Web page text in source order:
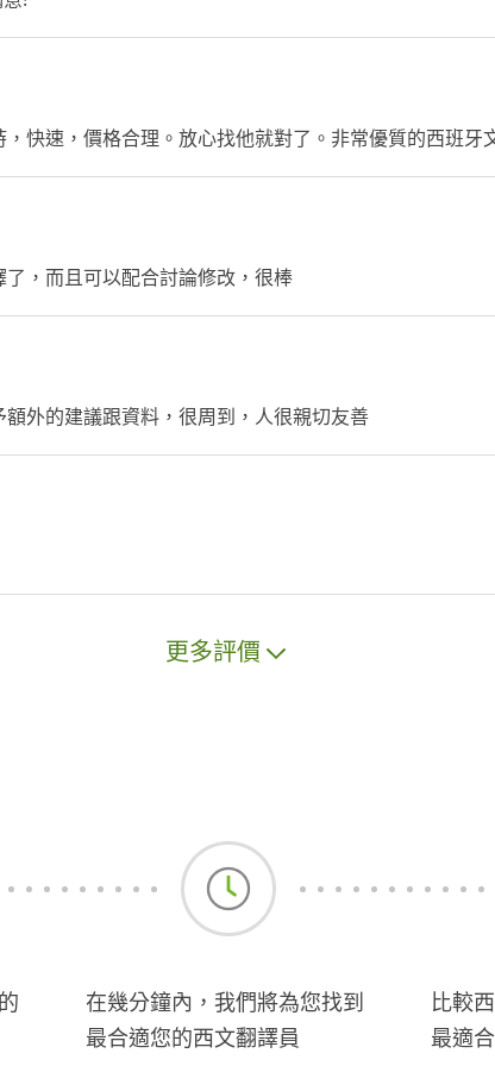
快速，價格合理。放心找他就對了。非常優質的西班牙
，而且可以配合討論修改，很棒
外的建議跟資料，很周到，人很親切友善
更多評價
在幾分鐘內，我們將為您找到
最合適您的西文翻譯員
比較
最適